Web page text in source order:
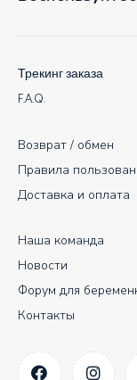
Наша команда
Новости
Форум для
Контакты
Возврат / обмен
Правила
Доставка и оплата
Трекинг заказа
F.A.Q.